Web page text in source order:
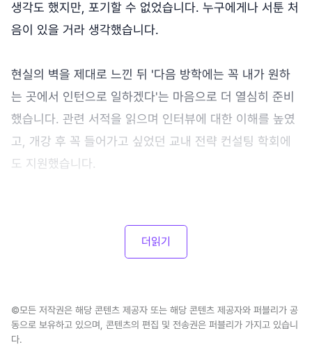
생각도 했지만, 포기할 수 없었습니다. 누구에게나 서툰 처
음이 있을 거라 생각했습니다.
현실의 벽을 제대로 느낀 뒤 '다음 방학에는 꼭 내가 원하
는 곳에서 인턴으로 일하겠다'는 마음으로 더 열심히 준비
했습니다. 관련 서적을 읽으며 인터뷰에 대한 이해를 높였
고, 개강 후 꼭 들어가고 싶었던 교내 전략 컨설팅 학회에
도 지원했습니다.
더읽기
©모든 저작권은 해당 콘텐츠 제공자 또는 해당 콘텐츠 제공자와 퍼블리가 공
동으로 보유하고 있으며, 콘텐츠의 편집 및 전송권은 퍼블리가 가지고 있습니
다.